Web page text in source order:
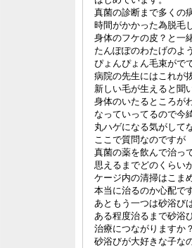
真菌の診断まで多くの
時間がかかった為脱毛
身体のフケの皮？と一
たんぽぽのわたげのよ
ぴょんぴょん毛束がで
病院の先生にはこれが
新しい毛が生えると聞
身体のいたるところが
なっていってるので今
丸ハゲになる気がして
ここで質問なのですが
真菌の薬を飲んで治っ
思えるまでどのくらい
ケージ内の清掃はこま
本当に治るのか心配で
あともう一つは砂浴び
ある程度治るまで砂浴
治療につながりますか？
砂浴びが大好きな子な